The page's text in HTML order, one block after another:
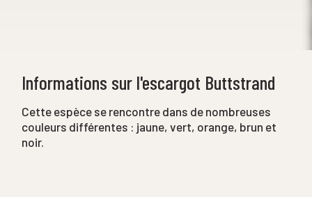
Informations sur l'escargot Buttstrand
Cette espèce se rencontre dans de nombreuses
couleurs différentes : jaune, vert, orange, brun et
noir.